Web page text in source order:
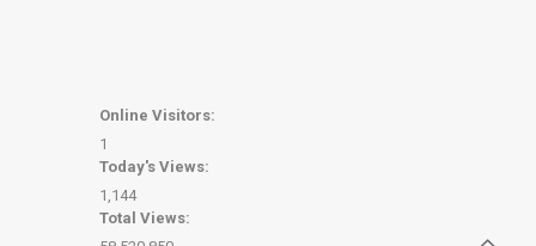
Online Visitors:
1
Today's Views:
1,144
Total Views: